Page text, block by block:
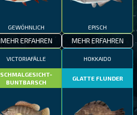
GEWÖHNLICH
MEHR ERFAHREN
EPISCH
MEHR ERFAHREN
VICTORIAFÄLLE
SCHMALGESICHT-
BUNTBARSCH
HOKKAIDO
GLATTE FLUNDER